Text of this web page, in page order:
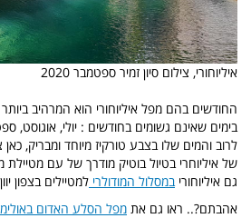
איליוחורי, צילום סיון זמיר ספטמבר 2020
החודשים בהם מפל איליוחורי הוא המרהיב
בימים שאינם גשומים בחודשים : יולי, אוגוסט,
לרוב והמים שלו בצבע טורקיז מיוחד ומבריק,
גם איליוחורי במסלול המודולרי למטיילים בצפון
אהבתם?.. ראו גם את מפל הסלע האדום